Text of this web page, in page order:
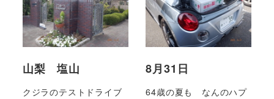
山梨 塩山
クジラのテストドライブ
8月31日
64歳の夏も なんのハプ